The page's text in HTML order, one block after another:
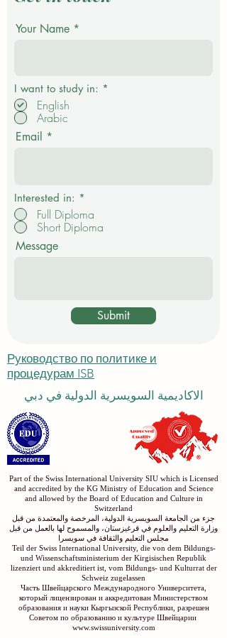
Your Name
I want to study in: *
English
Arabic
Email
Interested in: *
Full Diploma
Short Diploma
Message
Submit
Руководство по политике и
процедурам ISB
الاكاديمية السويسرية الدولية في دبي
Part of the Swiss International University SIU which is Licensed
and accredited by the KG Ministry of Education and Science
and allowed by the Board of Education and Culture in
Switzerland
جزء من الجامعة السويسرية الدولية، المرخصة والمعتمدة من قبل
وزارة التعليم والعلوم في قرغيزستان، والمسموح لها بالعمل من قبل
مجلس التعليم والثقافة في سويسرا
Teil der Swiss International University, die von dem Bildungs-
und Wissenschaftsministerium der Kirgisischen Republik
lizenziert und akkreditiert ist, vom Bildungs- und Kulturrat der
Schweiz zugelassen
Часть Швейцарского Международного Университета,
который лицензирован и аккредитован Министерством
образования и науки Кыргызской Республики, разрешен
Советом по образованию и культуре Швейцарии
www.swissuniversity.com